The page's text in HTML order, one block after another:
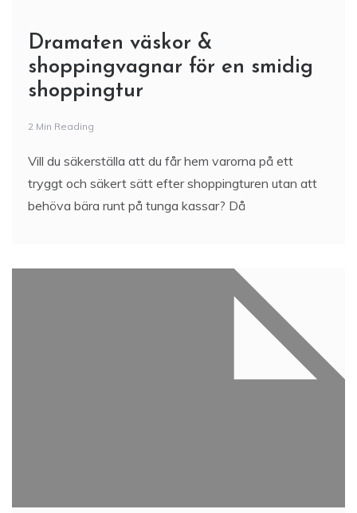
Dramaten väskor &
shoppingvagnar för en smidig
shoppingtur
2 Min Reading
Vill du säkerställa att du får hem varorna på ett
tryggt och säkert sätt efter shoppingturen utan att
behöva bära runt på tunga kassar? Då